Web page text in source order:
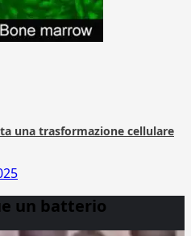
una trasformazione cellulare
un batterio